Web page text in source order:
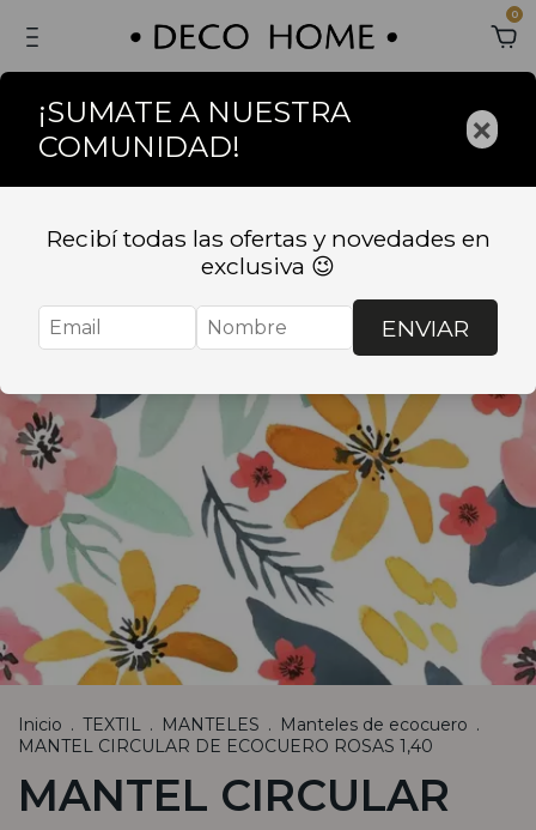
0
Inicio . TEXTIL . MANTELES . Manteles de ecocuero .
MANTEL CIRCULAR DE ECOCUERO ROSAS 1,40
MANTEL CIRCULAR
¡SUMATE A NUESTRA
COMUNIDAD!
×
Recibí todas las ofertas y novedades en
exclusiva 😉
ENVIAR